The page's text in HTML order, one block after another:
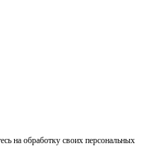
на обработку своих персональных